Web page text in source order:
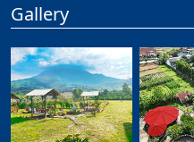
Gallery